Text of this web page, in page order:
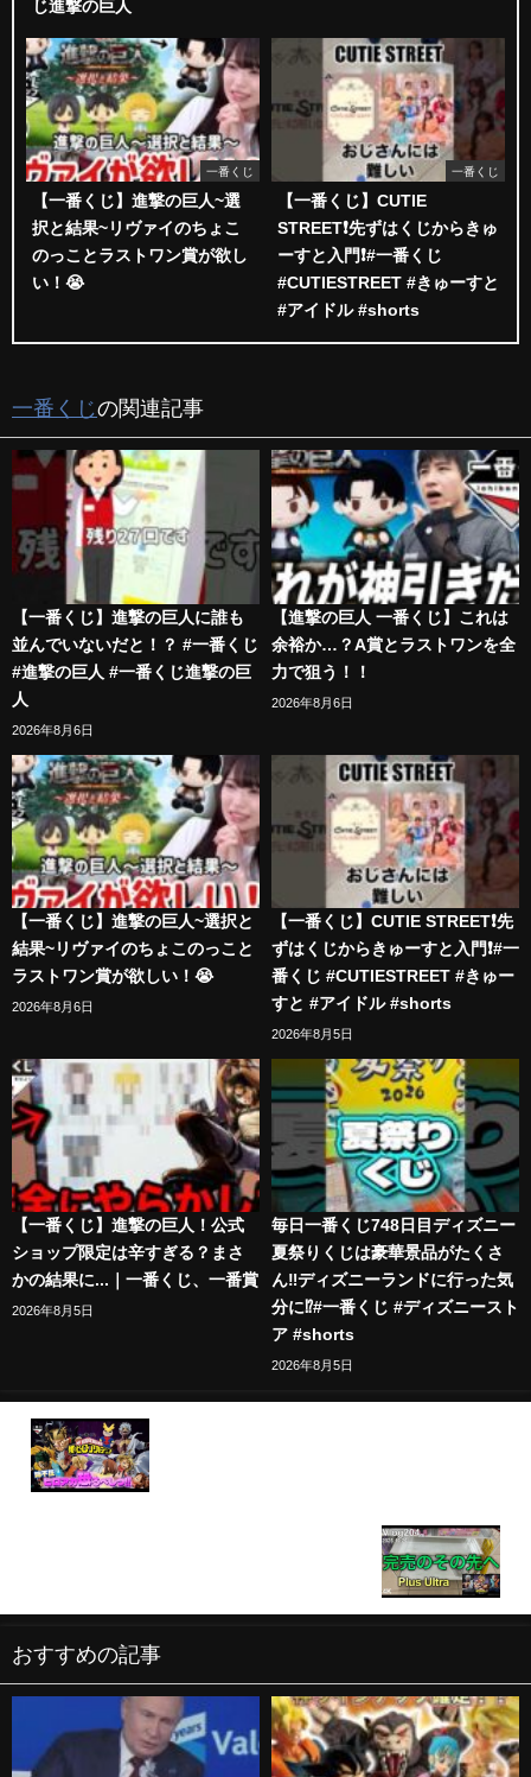
じ進撃の巨人
一番くじ
【一番くじ】進撃の巨人~選
択と結果~リヴァイのちょこ
のっことラストワン賞が欲し
い！😭
一番くじ
【一番くじ】CUTIE
STREET❗️先ずはくじからきゅ
ーすと入門❗️#一番くじ
#CUTIESTREET #きゅーすと
#アイドル #shorts
一番くじの関連記事
【一番くじ】進撃の巨人に誰も
並んでいないだと！？ #一番くじ
#進撃の巨人 #一番くじ進撃の巨
人
2026年8月6日
【進撃の巨人 一番くじ】これは
余裕か…？A賞とラストワンを全
力で狙う！！
2026年8月6日
【一番くじ】進撃の巨人~選択と
結果~リヴァイのちょこのっこと
ラストワン賞が欲しい！😭
2026年8月6日
【一番くじ】CUTIE STREET❗️先
ずはくじからきゅーすと入門❗️#一
番くじ #CUTIESTREET #きゅー
すと #アイドル #shorts
2026年8月5日
【一番くじ】進撃の巨人！公式
ショップ限定は辛すぎる？まさ
かの結果に...｜一番くじ、一番賞
2026年8月5日
毎日一番くじ748日目ディズニー
夏祭りくじは豪華景品がたくさ
ん‼️ディズニーランドに行った気
分に⁉️#一番くじ #ディズニースト
ア #shorts
2026年8月5日
おすすめの記事